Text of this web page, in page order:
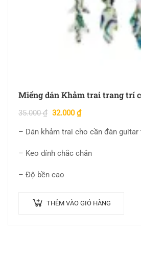
Miếng dán Khảm trai trang trí
35.000₫ 32.000₫
– Dán khảm trai cho cần đàn
– Keo dính chắc chắn
– Độ bền cao
THÊM VÀO GIỎ HÀNG